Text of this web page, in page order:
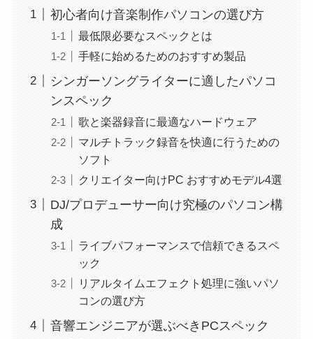
初心者向け音楽制作パソコンの選び方
最低限必要なスペックとは
手軽に始めるためのおすすめ製品
シンガーソングライターに適したパソコ
ンスペック
歌と楽器録音に最適なハードウェア
マルチトラック録音を快適に行うための
ソフト
クリエイター向けPC おすすめモデル4選
DJ/プロデューサー向け究極のパソコン構
成
ライブパフォーマンスで信頼できるスペ
ック
リアルタイムエフェクト処理に強いパソ
コンの選び方
音響エンジニアが選ぶべきPCスペック